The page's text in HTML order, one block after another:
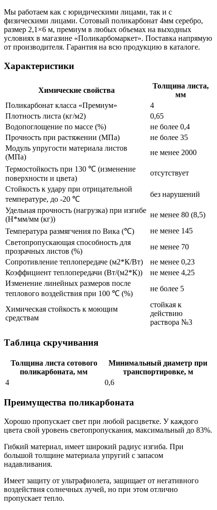
Мы работаем как с юридическими лицами, так и с
физическими лицами. Сотовый поликарбонат 4мм серебро,
размер 2,1×6 м, премиум в любых объемах на выходных
условиях в магазине «Поликарбомаркет». Поставка напрямую
от производителя. Гарантия на всю продукцию в каталоге.
Характеристики
Химические свойства
Толщина листа,
мм
Поликарбонат класса «Премиум»
4
Плотность листа (кг/м2)
0,65
Водопоглощение по массе (%)
не более 0,4
Прочность при растяжении (МПа)
не более 35
Модуль упругости материала листов
(МПа)
не менее 2000
Термостойкость при 130 ℃ (изменение
поверхности и цвета)
отсутствует
Стойкость к удару при отрицательной
температуре, до -20 ℃
без нарушений
Удельная прочность (нагрузка) при изгибе
(Н*мм/мм (кг))
не менее 80 (8,5)
Температура размягчения по Вика (℃)
не менее 145
Светопропускающая способность для
прозрачных листов (%)
не менее 70
Сопротивление теплопередаче (м2*К/Вт)
не менее 0,23
Коэффициент теплопередачи (Вт/(м2*К))
не менее 4,25
Изменение линейных размеров после
теплового воздействия при 100 ℃ (%)
не более 5
Химическая стойкость к моющим
средствам
стойкая к
действию
раствора №3
Таблица скручивания
Толщина листа сотового
поликарбоната, мм
Минимальный диаметр при
транспортировке, м
4
0,6
Преимущества поликарбоната
Хорошо пропускает свет при любой расцветке. У каждого
цвета свой уровень светопропускания, максимальный до 83%.
Гибкий материал, имеет широкий радиус изгиба. При
большой толщине материала упругий с запасом
надавливания.
Имеет защиту от ультрафиолета, защищает от негативного
воздействия солнечных лучей, но при этом отлично
пропускает тепло.